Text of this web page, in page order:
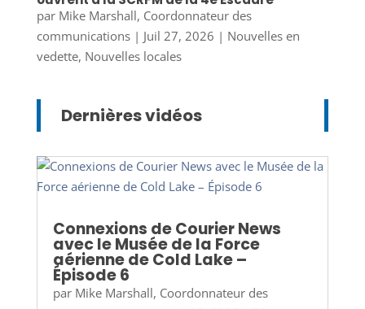
par Mike Marshall, Coordonnateur des
communications| Juil 27, 2026 | Nouvelles en
vedette, Nouvelles locales
Dernières vidéos
Connexions de Courier News
avec le Musée de la Force
aérienne de Cold Lake –
Épisode 6
par Mike Marshall, Coordonnateur des